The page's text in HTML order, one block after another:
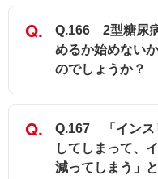
Q.166 2型糖尿
めるか始めない
のでしょうか？
Q.167 「インス
してしまって、
減ってしまう」